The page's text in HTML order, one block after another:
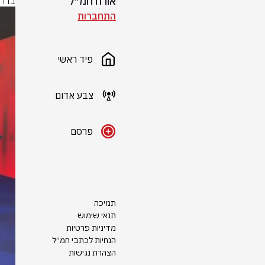
התחברות
פיד ראשי
צבע אדום
פרסם
תמיכה
תנאי שימוש
מדיניות פרטיות
הנחיות לכתבי חמ״ל
הצהרת נגישות